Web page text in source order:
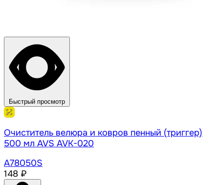
Быстрый просмотр
Очиститель велюра и ковров пенный (триггер)
500 мл AVS AVK-020
A78050S
148 ₽